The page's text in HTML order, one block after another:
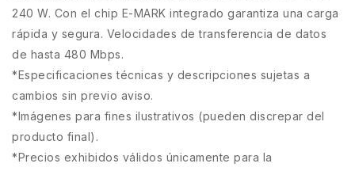
240 W. Con el chip E-MARK integrado garantiza una carga
rápida y segura. Velocidades de transferencia de datos
de hasta 480 Mbps.
*Especificaciones técnicas y descripciones sujetas a
cambios sin previo aviso.
*Imágenes para fines ilustrativos (pueden discrepar del
producto final).
*Precios exhibidos válidos únicamente para la